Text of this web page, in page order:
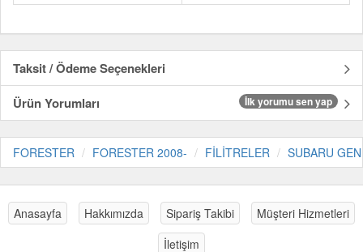
Taksit / Ödeme Seçenekleri
Ürün Yorumları
İlk yorumu sen yap
FORESTER FORESTER 2008- FİLİTRELER SUBARU
Anasayfa Hakkımızda Sipariş Takibi
Müşteri Hizmetleri
İletişim